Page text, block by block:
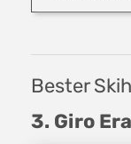
Bester
3. Giro